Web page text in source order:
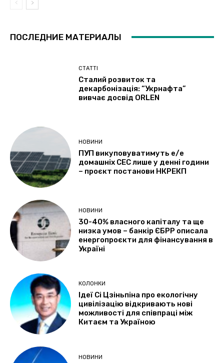
ПОСЛЕДНИЕ МАТЕРИАЛЫ
СТАТТІ
Сталий розвиток та
декарбонізація: “Укрнафта”
вивчає досвід ORLEN
НОВИНИ
ПУП викуповуватимуть е/е
домашніх СЕС лише у денні години
– проєкт постанови НКРЕКП
НОВИНИ
30-40% власного капіталу та ще
низка умов – банкір ЄБРР описала
енергопроєкти для фінансування в
Україні
КОЛОНКИ
Ідеї Сі Цзіньпіна про екологічну
цивілізацію відкривають нові
можливості для співпраці між
Китаєм та Україною
НОВИНИ